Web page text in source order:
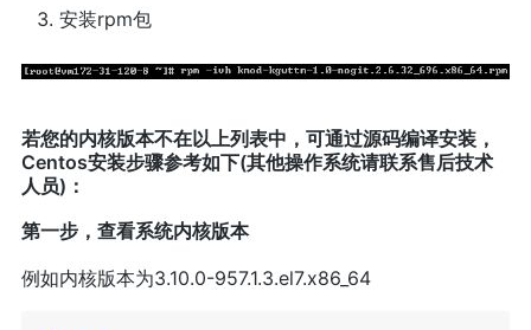
安装rpm包
若您的内核版本不在以上列表中，可通过源码编译安装，
Centos安装步骤参考如下(其他操作系统请联系售后技术
人员)：
第一步，查看系统内核版本
例如内核版本为3.10.0-957.1.3.el7.x86_64